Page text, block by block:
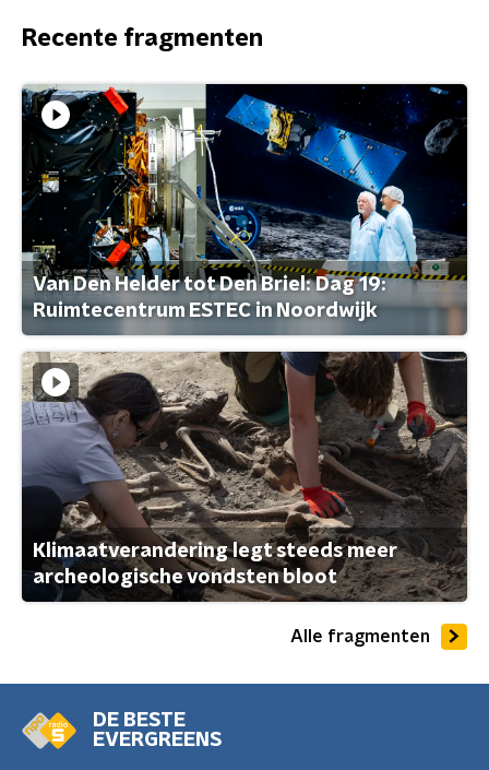
Recente fragmenten
Van Den Helder tot Den Briel: Dag 19:
Ruimtecentrum ESTEC in Noordwijk
Klimaatverandering legt steeds meer
archeologische vondsten bloot
Alle fragmenten
DE BESTE
EVERGREENS